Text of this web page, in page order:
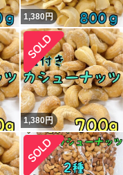
1,380円
1,380円